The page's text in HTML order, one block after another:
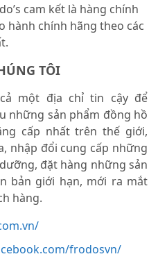
cam kết là hàng chính
hành chính hãng theo các
TÔI
một địa chỉ tin cậy để
những sản phẩm đồng hồ
cấp nhất trên thế giới,
nhập đổi cung cấp những
đặt hàng những sản
bản giới hạn, mới ra mắt
hàng.
frodosvn/